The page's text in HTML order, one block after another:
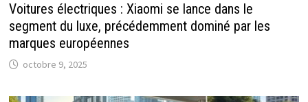
Voitures électriques : Xiaomi se lance dans le
segment du luxe, précédemment dominé par les
marques européennes
octobre 9, 2025